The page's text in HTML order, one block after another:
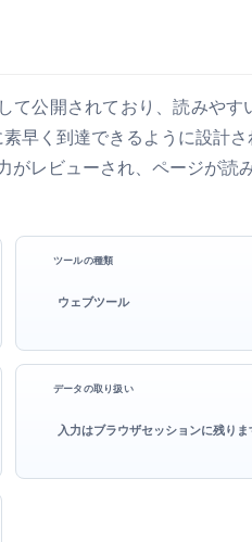
公開されており、読みや
早く到達できるように設計
レビューされ、ページが
ツールの種類
ウェブツール
データの取り扱い
入力はブラウザセッションに残りま